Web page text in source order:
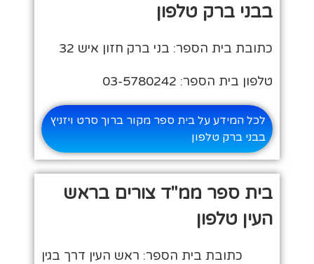
בבני ברק טלפון
כתובת בית הספר: בני ברק חזון איש 32
טלפון בית הספר: 03-5780242
לכל המידע על בית ספר מקור ברוך סרט ויזניץ
בבני ברק טלפון
בית ספר ממ"ד צורים בראש
העין טלפון
כתובת בית הספר: ראש העין דרך בגין